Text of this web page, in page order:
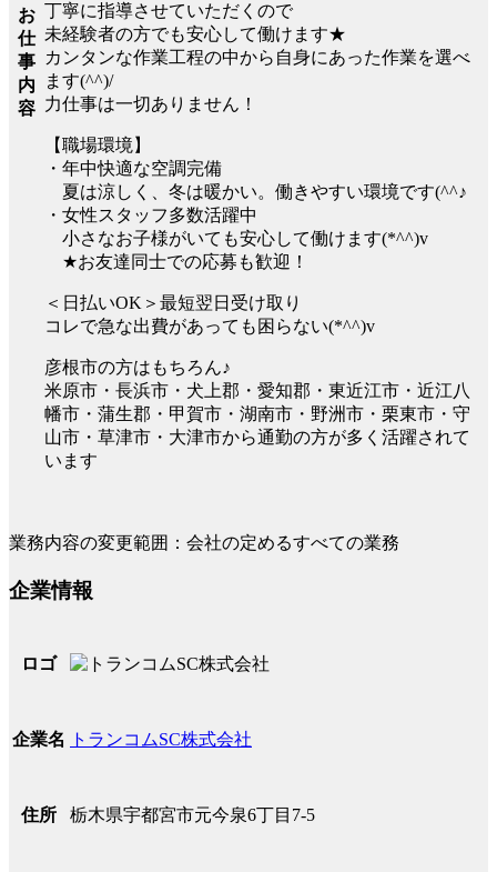
お
仕
事
内
容
丁寧に指導させていただくので
未経験者の方でも安心して働けます★
カンタンな作業工程の中から自身にあった作業を選べ
ます(^^)/
力仕事は一切ありません！
【職場環境】
・年中快適な空調完備
夏は涼しく、冬は暖かい。働きやすい環境です(^^♪
・女性スタッフ多数活躍中
小さなお子様がいても安心して働けます(*^^)v
★お友達同士での応募も歓迎！
＜日払いOK＞最短翌日受け取り
コレで急な出費があっても困らない(*^^)v
彦根市の方はもちろん♪
米原市・長浜市・犬上郡・愛知郡・東近江市・近江八
幡市・蒲生郡・甲賀市・湖南市・野洲市・栗東市・守
山市・草津市・大津市から通勤の方が多く活躍されて
います
業務内容の変更範囲：会社の定めるすべての業務
企業情報
ロゴ
企業名 トランコムSC株式会社
住所 栃木県宇都宮市元今泉6丁目7-5